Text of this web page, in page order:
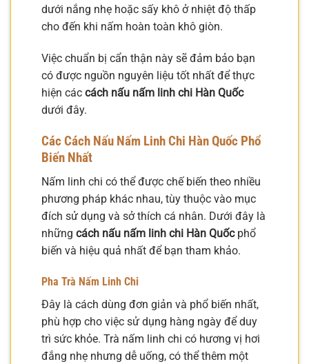
dưới nắng nhẹ hoặc sấy khô ở nhiệt độ thấp
cho đến khi nấm hoàn toàn khô giòn.
Việc chuẩn bị cẩn thận này sẽ đảm bảo bạn
có được nguồn nguyên liệu tốt nhất để thực
hiện các cách nấu nấm linh chi Hàn Quốc
dưới đây.
Các Cách Nấu Nấm Linh Chi Hàn Quốc Phổ
Biến Nhất
Nấm linh chi có thể được chế biến theo nhiều
phương pháp khác nhau, tùy thuộc vào mục
đích sử dụng và sở thích cá nhân. Dưới đây là
những cách nấu nấm linh chi Hàn Quốcphổ
biến và hiệu quả nhất để bạn tham khảo.
Pha Trà Nấm Linh Chi
Đây là cách dùng đơn giản và phổ biến nhất,
phù hợp cho việc sử dụng hàng ngày để duy
trì sức khỏe. Trà nấm linh chi có hương vị hơi
đắng nhẹ nhưng dễ uống, có thể thêm một